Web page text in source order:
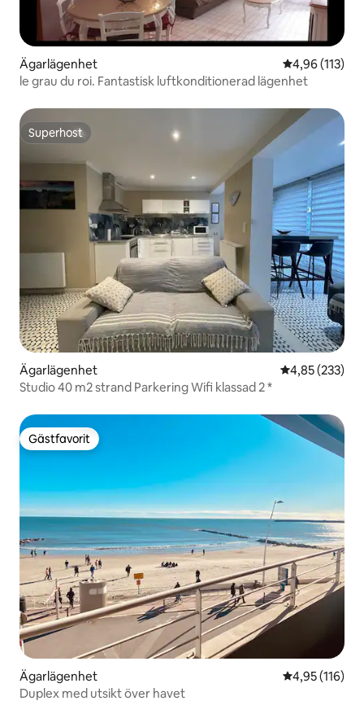
Ägarlägenhet 4,96 av 5 i
4,96 (113)
le grau du roi. Fantastisk luftkonditionerad lägenhet
Superhost
Superhost
Ägarlägenhet 4,85 av 5 i
4,85 (233)
Studio 40 m2 strand Parkering Wifi klassad 2 *
Gästfavorit
Gästfavorit
Ägarlägenhet 4,95 av 5 i
4,95 (116)
Duplex med utsikt över havet